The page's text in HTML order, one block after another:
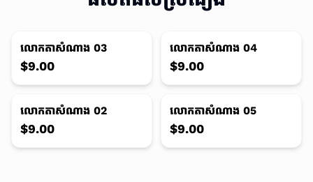
មិនមានផលិតផលទេ
លោកតាសំណាង 03
$9.00
លោកតាសំណាង 04
$9.00
មិនមានផលិតផលទេ
លោកតាសំណាង 02
$9.00
លោកតាសំណាង 05
$9.00